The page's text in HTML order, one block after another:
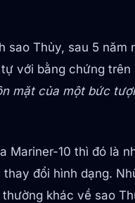
sao Thủy, sau 5 năm
với bằng chứng trên
mặt của một bức
Mariner-10 thì đó là
đổi hình dạng.
khác về sao